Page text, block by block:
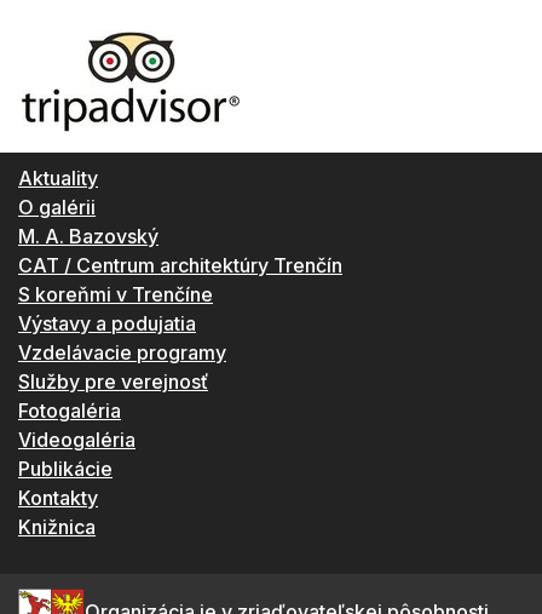
Aktuality
O galérii
M. A. Bazovský
CAT / Centrum architektúry Trenčín
S koreňmi v Trenčíne
Výstavy a podujatia
Vzdelávacie programy
Služby pre verejnosť
Fotogaléria
Videogaléria
Publikácie
Kontakty
Knižnica